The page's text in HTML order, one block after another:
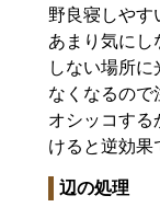
野良寝しやす
あまり気にし
しない場所
なくなるの
オシッコする
けると逆効果
辺の処理